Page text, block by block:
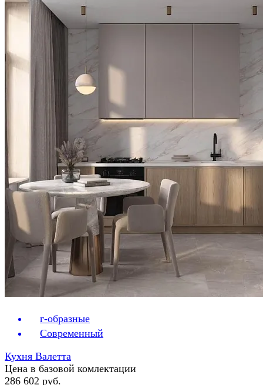
г-образные
Современный
Кухня Валетта
Цена в базовой комлектации
286 602 руб.